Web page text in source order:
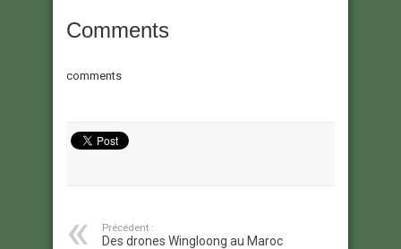
Comments
comments
Précédent :
Des drones Wingloong au Maroc